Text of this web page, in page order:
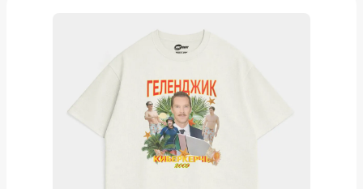
Футболка Геленджик Киберкерчь
1 827 ₽